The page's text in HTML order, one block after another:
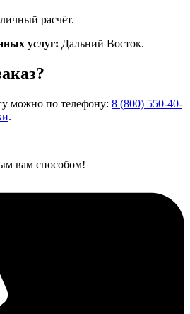
расчёт.
услуг: Дальний Восток.
можно по телефону: 8 (800) 550-40-
.
вам способом!